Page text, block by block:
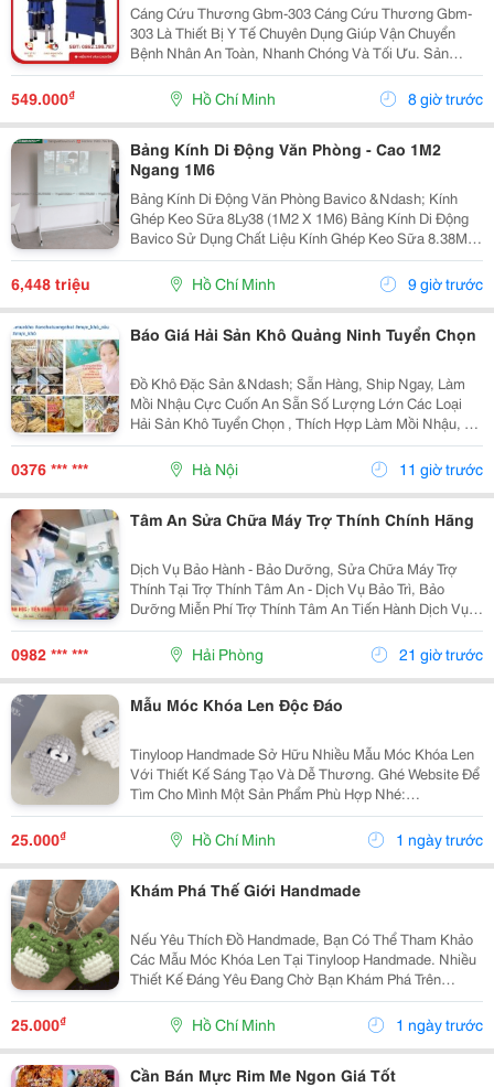
Cáng Cứu Thương Gbm-303 Cáng Cứu Thương Gbm-
303 Là Thiết Bị Y Tế Chuyên Dụng Giúp Vận Chuyển
Bệnh Nhân An Toàn, Nhanh Chóng Và Tối Ưu. Sản
Phẩm Được Thiết Kế Dành Cho Các Tình Huống Cấp
Cứu Khẩn Cấp Hoặc Hỗ Trợ Di Chuyển Cho Người Già
Yếu, Bệnh...
549.000₫ Hồ Chí Minh 8 giờ trước
Bảng Kính Di Động Văn Phòng - Cao 1M2
Ngang 1M6
Bảng Kính Di Động Văn Phòng Bavico &Ndash; Kính
Ghép Keo Sữa 8Ly38 (1M2 X 1M6) Bảng Kính Di Động
Bavico Sử Dụng Chất Liệu Kính Ghép Keo Sữa 8.38Mm
Cao Cấp, Thiết Kế Sang Trọng, Hiện Đại, Mang Lại Sự
An Toàn Tuyệt Đối Và Tính Thẩm Mỹ Cao Cho...
6,448 triệu Hồ Chí Minh 9 giờ trước
Báo Giá Hải Sản Khô Quảng Ninh Tuyển Chọn
Đồ Khô Đặc Sản &Ndash; Sẵn Hàng, Ship Ngay, Làm
Mồi Nhậu Cực Cuốn An Sẵn Số Lượng Lớn Các Loại
Hải Sản Khô Tuyển Chọn , Thích Hợp Làm Mồi Nhậu, Ăn
Vặt, Đãi Khách Hoặc Mua Làm Quà. Sỉ Lẻ Toàn Quốc,
Đóng Hàng Gửi Ngay. Sá Sùng Khô Quan Lạn Vip...
0376 *** *** Hà Nội 11 giờ trước
Tâm An Sửa Chữa Máy Trợ Thính Chính Hãng
Dịch Vụ Bảo Hành - Bảo Dưỡng, Sửa Chữa Máy Trợ
Thính Tại Trợ Thính Tâm An - Dịch Vụ Bảo Trì, Bảo
Dưỡng Miễn Phí Trợ Thính Tâm An Tiến Hành Dịch Vụ
Bảo Dưỡng, Vệ Sinh Sấy Khô Máy Trợ Thính Định Kì 3
Tháng/1 Lần Đối Với Tất Cả Các Thiêt Bị Trợ...
0982 *** *** Hải Phòng 21 giờ trước
Mẫu Móc Khóa Len Độc Đáo
Tinyloop Handmade Sở Hữu Nhiều Mẫu Móc Khóa Len
Với Thiết Kế Sáng Tạo Và Dễ Thương. Ghé Website Để
Tìm Cho Mình Một Sản Phẩm Phù Hợp Nhé:
Https://Tinyloophandmade.com/
25.000₫ Hồ Chí Minh 1 ngày trước
Khám Phá Thế Giới Handmade
Nếu Yêu Thích Đồ Handmade, Bạn Có Thể Tham Khảo
Các Mẫu Móc Khóa Len Tại Tinyloop Handmade. Nhiều
Thiết Kế Đáng Yêu Đang Chờ Bạn Khám Phá Trên
Website T Inyloop Handmade
25.000₫ Hồ Chí Minh 1 ngày trước
Cần Bán Mực Rim Me Ngon Giá Tốt